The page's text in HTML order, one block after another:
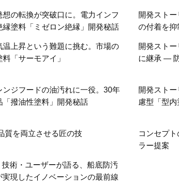
想の転換が突破口に。電力インフ
縁塗料「ミゼロン絶縁」開発秘話
開発スト
の付着を抑
温上昇という難題に挑む。市場の
「サーモアイ」
開発スト
に継承 ―
ンジフードの油汚れに一役。30年
「撥油性塗料」開発秘話
開発スト
慮型「型
質を両立させる匠の技
コンセプ
ラー提案
術・ユーザーが語る、船底防汚
現したイノベーションの最前線